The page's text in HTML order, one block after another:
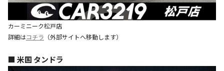
カーミニーク松戸店
詳細はコチラ （外部サイトへ移動します）
■ 米国 タンドラ